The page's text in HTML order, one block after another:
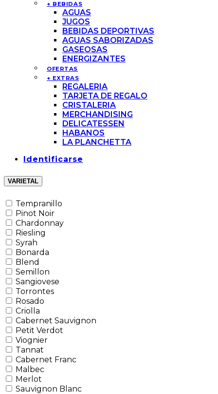
+ BEBIDAS
AGUAS
JUGOS
BEBIDAS DEPORTIVAS
AGUAS SABORIZADAS
GASEOSAS
ENERGIZANTES
OFERTAS
+ EXTRAS
REGALERIA
TARJETA DE REGALO
CRISTALERIA
MERCHANDISING
DELICATESSEN
HABANOS
LA PLANCHETTA
Identificarse
VARIETAL
Tempranillo
Pinot Noir
Chardonnay
Riesling
Syrah
Bonarda
Blend
Semillon
Sangiovese
Torrontes
Rosado
Criolla
Cabernet Sauvignon
Petit Verdot
Viognier
Tannat
Cabernet Franc
Malbec
Merlot
Sauvignon Blanc